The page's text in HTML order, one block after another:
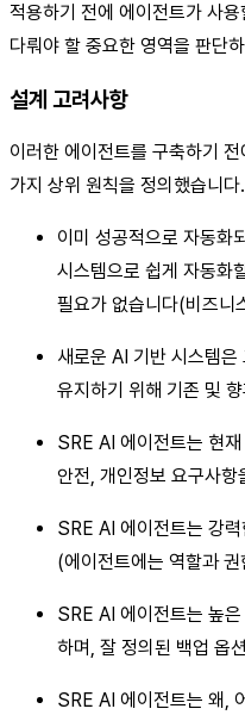
적용하기 전에 에이전트가 사
다뤄야 할 중요한 영역을 판단
설계 고려사항
이러한 에이전트를 구축하기
가지 상위 원칙을 정의했습니다.
이미 성공적으로 자동화
시스템으로 쉽게 자동화
필요가 없습니다(비즈니
새로운 AI 기반 시스템
유지하기 위해 기존 및
SRE AI 에이전트는 현
안전, 개인정보 요구사항
SRE AI 에이전트는 강
(에이전트에는 역할과
SRE AI 에이전트는 높
하며, 잘 정의된 백업 옵
SRE AI 에이전트는 왜,